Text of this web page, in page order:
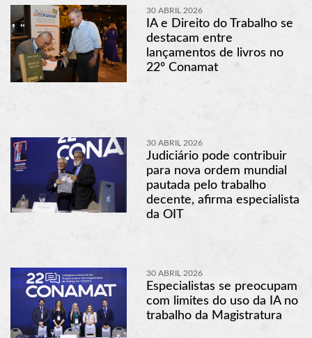
30 ABRIL 2026
IA e Direito do Trabalho se
destacam entre
lançamentos de livros no
22º Conamat
30 ABRIL 2026
Judiciário pode contribuir
para nova ordem mundial
pautada pelo trabalho
decente, afirma especialista
da OIT
30 ABRIL 2026
Especialistas se preocupam
com limites do uso da IA no
trabalho da Magistratura